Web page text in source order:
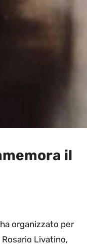
il
organizzato per
Livatino,